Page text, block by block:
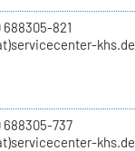
688305-821
khs.de
688305-737
khs.de